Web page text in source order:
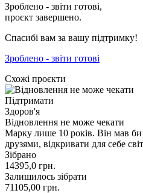
Зроблено - звіти готові,
проєкт завершено.
Спасибі вам за вашу підтримку!
Зроблено - звіти готові
Схожі проєкти
Підтримати
Здоров'я
Відновлення не може чекати
Марку лише 10 років. Він мав би
друзями, відкривати для себе
Зібрано
14395,0 грн.
Залишилось зібрати
71105,00 грн.